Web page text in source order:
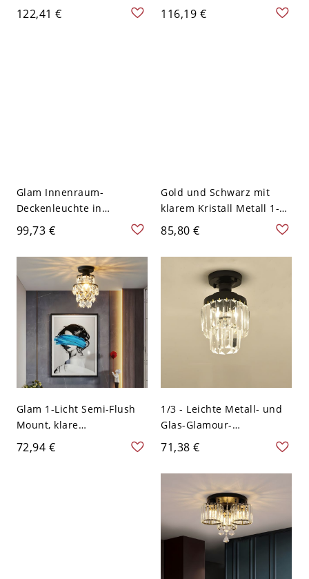
Deckenleuchte LED
Kristall Deckenleuchte -
122,41 €
einzigartigem Glamour-
Finish - Quadrat Klein
116,19 €
Glam Innenraum-
Deckenleuchte in
schwarzem Metall und
Acryl-Deckenbeleuchtung
- 110V-120V 43,18 cm
Runden Weißlicht
99,73 €
Gold und Schwarz mit
klarem Kristall Metall 1-
Licht Flush Mount Licht -
110V-120V Kristallsäule
85,80 €
Glam 1-Licht Semi-Flush
Mount, klare
Glasabdeckung Semi-
Flush in Schwarz und
72,94 €
1/3 - Leichte Metall- und
Glas-Glamour-
Deckenleuchte in Gold
und Schwarz - 110V-120V
Konisch
71,38 €